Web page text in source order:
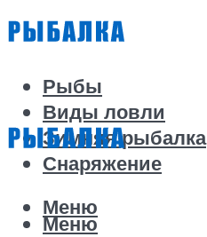
Рыбы
Виды ловли
Зимняя рыбалка
Снаряжение
Меню
Меню